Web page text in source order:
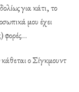
για κάτι, το
μου έχει
φορές…
ο Σίγκμουντ